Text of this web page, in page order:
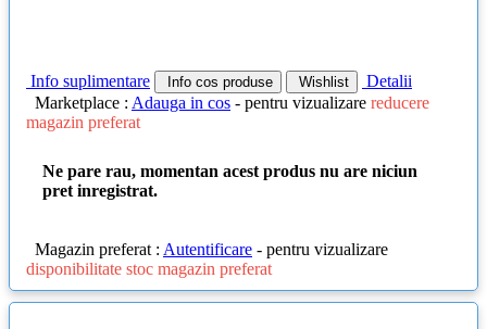
Info suplimentare Info cos produse Wishlist
Detalii
Marketplace : Adauga in cos - pentru vizualizare reducere
magazin preferat
Ne pare rau, momentan acest produs nu are niciun
pret inregistrat.
Magazin preferat : Autentificare - pentru vizualizare
disponibilitate stoc magazin preferat